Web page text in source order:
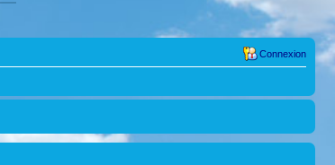
Connexion